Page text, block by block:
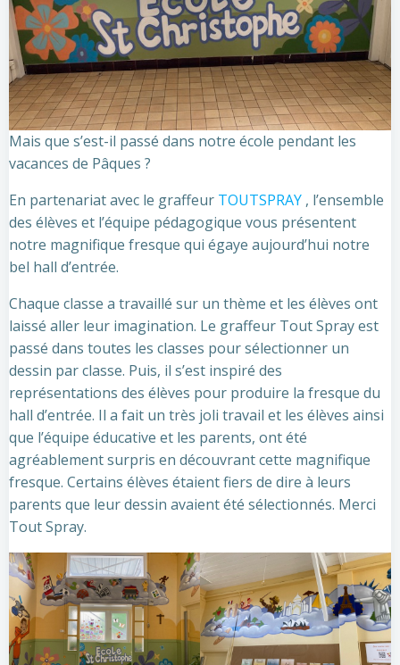
Mais que s’est-il passé dans notre école pendant les
vacances de Pâques ?
En partenariat avec le graffeur TOUTSPRAY , l’ensemble
des élèves et l’équipe pédagogique vous présentent
notre magnifique fresque qui égaye aujourd’hui notre
bel hall d’entrée.
Chaque classe a travaillé sur un thème et les élèves ont
laissé aller leur imagination. Le graffeur Tout Spray est
passé dans toutes les classes pour sélectionner un
dessin par classe. Puis, il s’est inspiré des
représentations des élèves pour produire la fresque du
hall d’entrée. Il a fait un très joli travail et les élèves ainsi
que l’équipe éducative et les parents, ont été
agréablement surpris en découvrant cette magnifique
fresque. Certains élèves étaient fiers de dire à leurs
parents que leur dessin avaient été sélectionnés. Merci
Tout Spray.